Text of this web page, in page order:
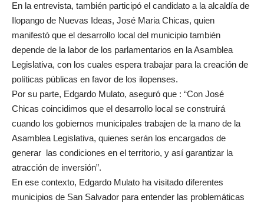
En la entrevista, también participó el candidato a la alcaldía de
Ilopango de Nuevas Ideas, José Maria Chicas, quien
manifestó que el desarrollo local del municipio también
depende de la labor de los parlamentarios en la Asamblea
Legislativa, con los cuales espera trabajar para la creación de
políticas públicas en favor de los ilopenses.
Por su parte, Edgardo Mulato, aseguró que : “Con José
Chicas coincidimos que el desarrollo local se construirá
cuando los gobiernos municipales trabajen de la mano de la
Asamblea Legislativa, quienes serán los encargados de
generar las condiciones en el territorio, y así garantizar la
atracción de inversión”.
En ese contexto, Edgardo Mulato ha visitado diferentes
municipios de San Salvador para entender las problemáticas